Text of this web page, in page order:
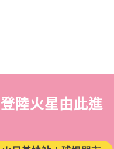
登陸火星由此進